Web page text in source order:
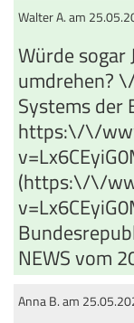
Walter A. am
Würde sogar
umdrehen?
Systems der
https:\/\/
(https:\/\/
NEWS vom
Anna B. am